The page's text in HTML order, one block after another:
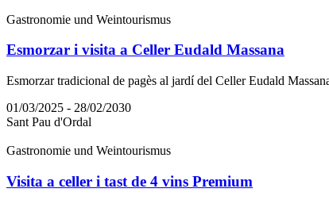
Gastronomie und Weintourismus
Esmorzar i visita a Celler Eudald Massana
Esmorzar tradicional de pagès al jardí del Celler Eudald
01/03/2025 - 28/02/2030
Sant Pau d'Ordal
Gastronomie und Weintourismus
Visita a celler i tast de 4 vins Premium